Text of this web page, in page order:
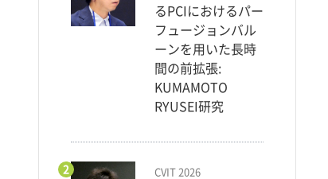
るPCIにおけるパー
フュージョンバル
ーンを用いた長時
間の前拡張:
KUMAMOTO
RYUSEI研究
2 CVIT 2026